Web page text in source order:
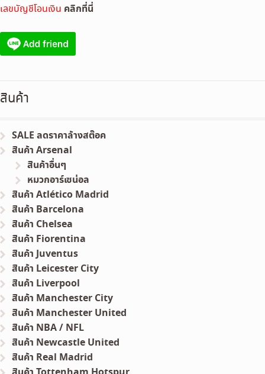
เลขบัญชีโอนเงิน คลิกที่นี่
สินค้า
SALE ลดราคาล้างสต๊อค
สินค้า Arsenal
สินค้าอื่นๆ
หมวกอาร์เซน่อล
สินค้า Atlético Madrid
สินค้า Barcelona
สินค้า Chelsea
สินค้า Fiorentina
สินค้า Juventus
สินค้า Leicester City
สินค้า Liverpool
สินค้า Manchester City
สินค้า Manchester United
สินค้า NBA / NFL
สินค้า Newcastle United
สินค้า Real Madrid